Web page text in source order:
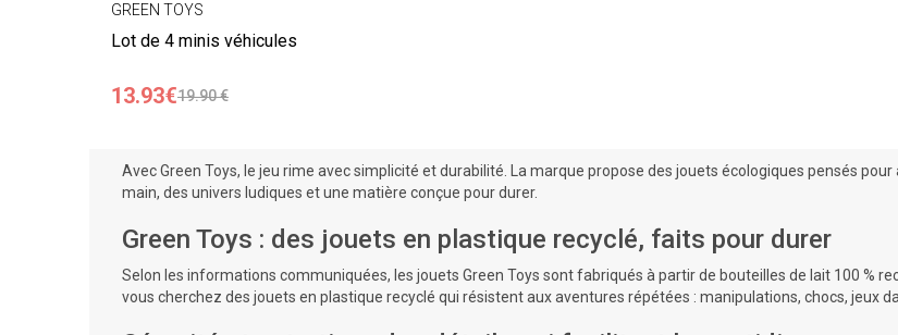
GREEN TOYS
Lot de 4 minis véhicules
13.93€19.90 €
Avec Green Toys, le jeu rime avec simplicité et durabilité. La marque propose des jouets écologiques pensés
main, des univers ludiques et une matière conçue pour durer.
Green Toys : des jouets en plastique recyclé, faits pour durer
Selon les informations communiquées, les jouets Green Toys sont fabriqués à partir de bouteilles de lait 100 %
vous cherchez des jouets en plastique recyclé qui résistent aux aventures répétées : manipulations, chocs, jeux